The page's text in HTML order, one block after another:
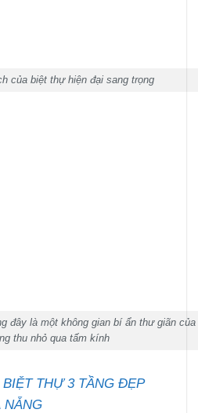
của biệt thự hiện đại sang trọng
đây là một không gian bí ẩn thư giãn của
thu nhỏ qua tấm kính
THỰ 3 TẦNG ĐẸP
NẴNG